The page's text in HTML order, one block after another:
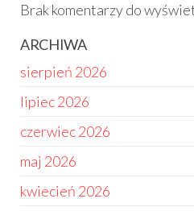
Brak komentarzy do
ARCHIWA
sierpień 2026
lipiec 2026
czerwiec 2026
maj 2026
kwiecień 2026